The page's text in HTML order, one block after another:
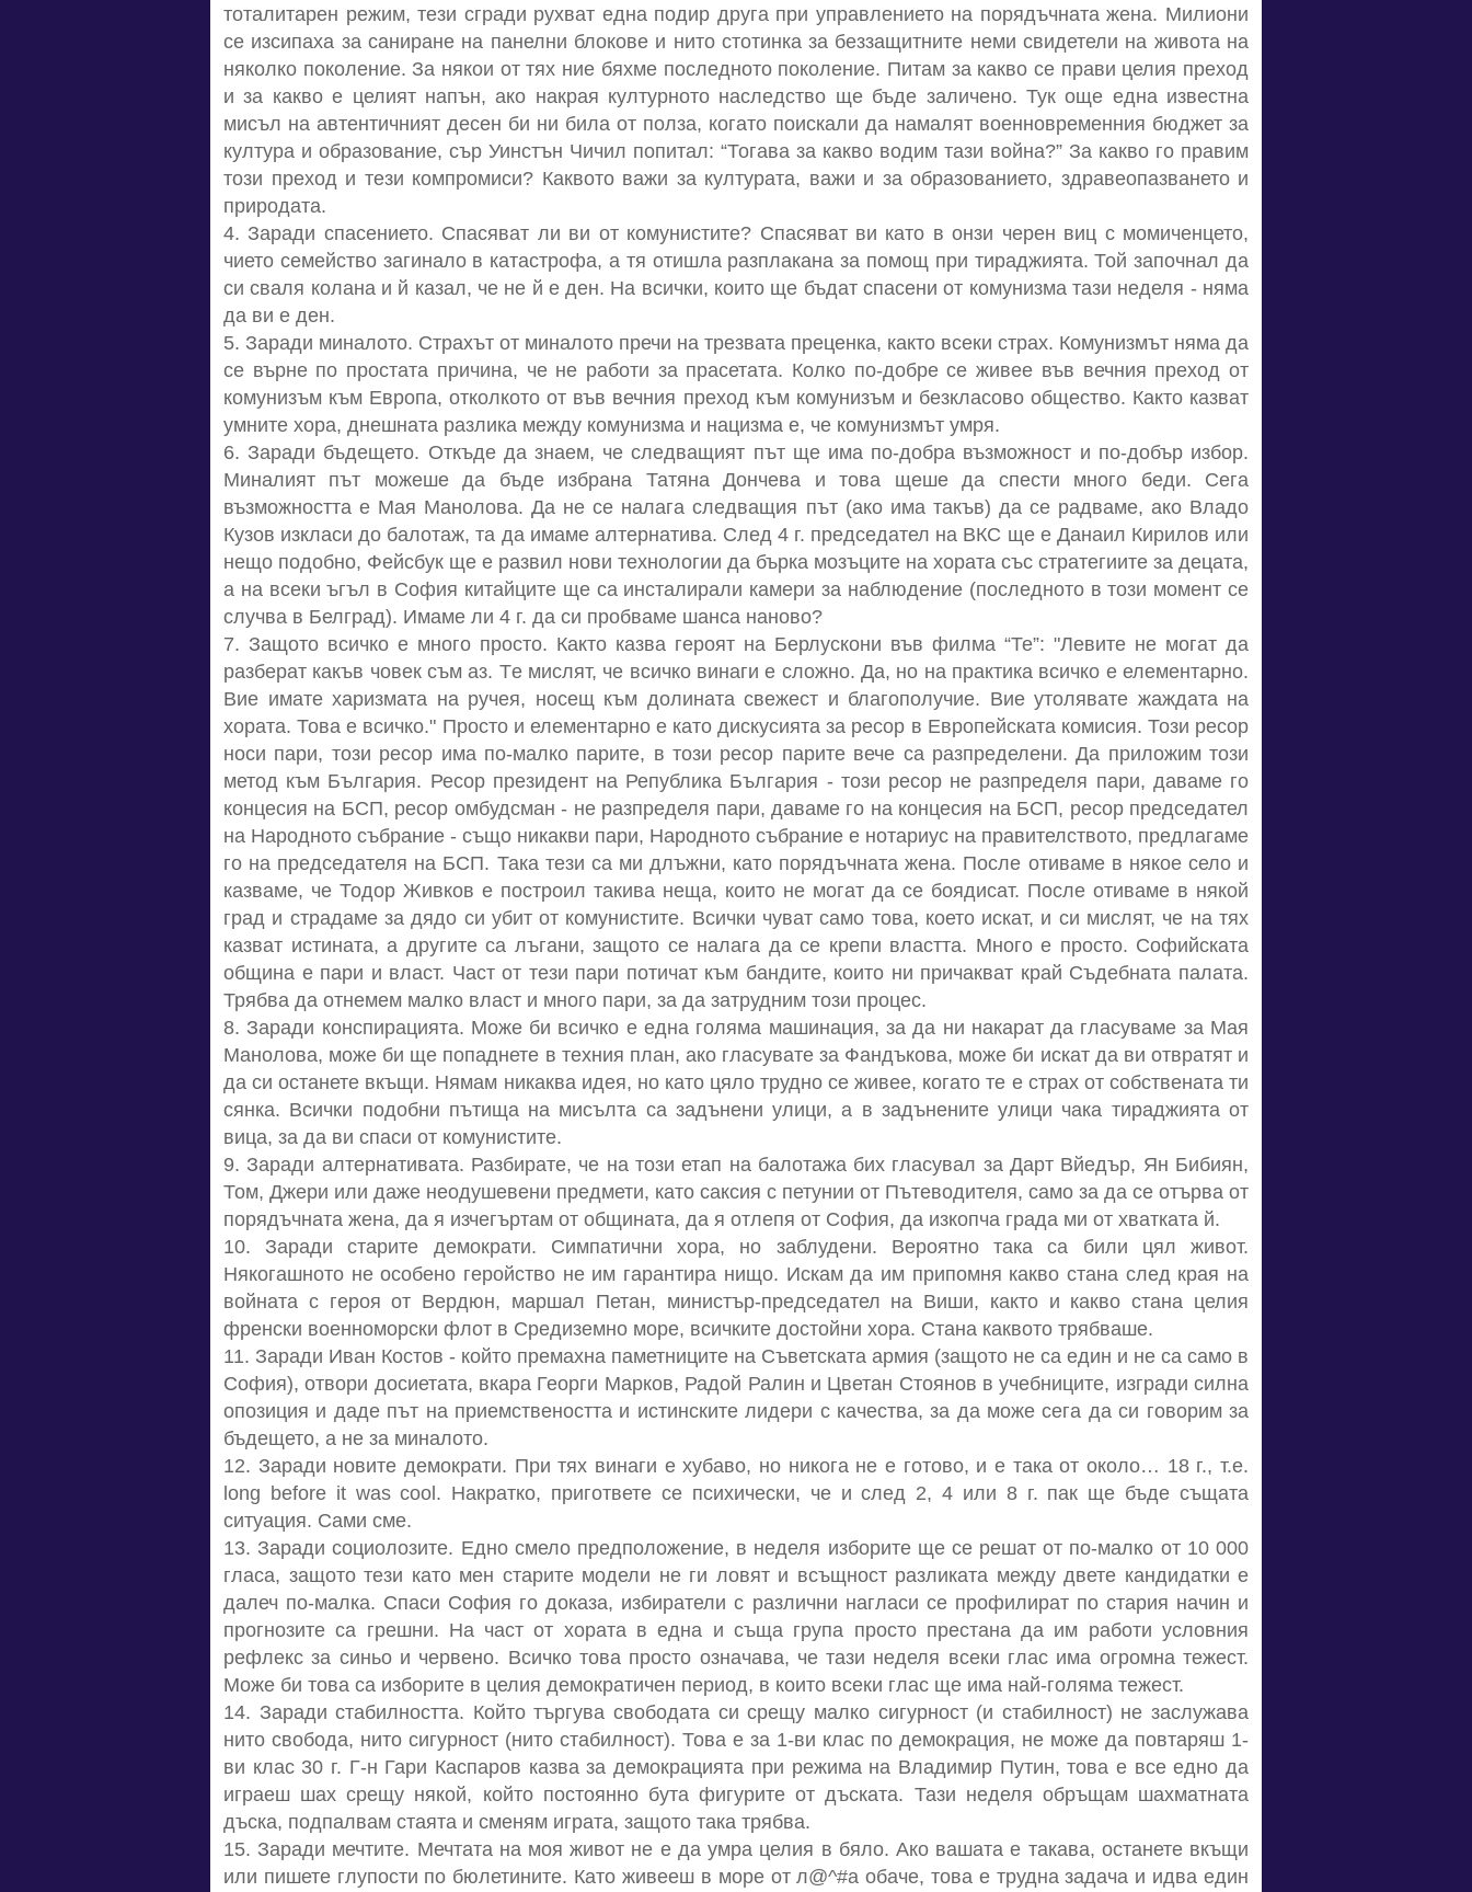
тоталитарен режим, тези сгради рухват една подир друга при управлението на порядъчната жена. Милиони
се изсипаха за саниране на панелни блокове и нито стотинка за беззащитните неми свидетели на живота на
няколко поколение. За някои от тях ние бяхме последното поколение. Питам за какво се прави целия преход
и за какво е целият напън, ако накрая културното наследство ще бъде заличено. Тук още една известна
мисъл на автентичният десен би ни била от полза, когато поискали да намалят военновременния бюджет за
култура и образование, сър Уинстън Чичил попитал: “Тогава за какво водим тази война?” За какво го правим
този преход и тези компромиси? Каквото важи за културата, важи и за образованието, здравеопазването и
природата.
4. Заради спасението. Спасяват ли ви от комунистите? Спасяват ви като в онзи черен виц с момиченцето,
чието семейство загинало в катастрофа, а тя отишла разплакана за помощ при тираджията. Той започнал да
си сваля колана и й казал, че не й е ден. На всички, които ще бъдат спасени от комунизма тази неделя - няма
да ви е ден.
5. Заради миналото. Страхът от миналото пречи на трезвата преценка, както всеки страх. Комунизмът няма да
се върне по простата причина, че не работи за прасетата. Колко по-добре се живее във вечния преход от
комунизъм към Европа, отколкото от във вечния преход към комунизъм и безкласово общество. Както казват
умните хора, днешната разлика между комунизма и нацизма е, че комунизмът умря.
6. Заради бъдещето. Откъде да знаем, че следващият път ще има по-добра възможност и по-добър избор.
Миналият път можеше да бъде избрана Татяна Дончева и това щеше да спести много беди. Сега
възможността е Мая Манолова. Да не се налага следващия път (ако има такъв) да се радваме, ако Владо
Кузов изкласи до балотаж, та да имаме алтернатива. След 4 г. председател на ВКС ще е Данаил Кирилов или
нещо подобно, Фейсбук ще е развил нови технологии да бърка мозъците на хората със стратегиите за децата,
а на всеки ъгъл в София китайците ще са инсталирали камери за наблюдение (последното в този момент се
случва в Белград). Имаме ли 4 г. да си пробваме шанса наново?
7. Защото всичко е много просто. Както казва героят на Берлускони във филма “Те”: "Левите не могат да
разберат какъв човек съм аз. Tе мислят, че всичко винаги е сложно. Да, но на практика всичко е елементарно.
Вие имате харизмата на ручея, носещ към долината свежест и благополучие. Вие утолявате жаждата на
хората. Това е всичко." Просто и елементарно е като дискусията за ресор в Европейската комисия. Този ресор
носи пари, този ресор има по-малко парите, в този ресор парите вече са разпределени. Да приложим този
метод към България. Ресор президент на Република България - този ресор не разпределя пари, даваме го
концесия на БСП, ресор омбудсман - не разпределя пари, даваме го на концесия на БСП, ресор председател
на Народното събрание - също никакви пари, Народното събрание е нотариус на правителството, предлагаме
го на председателя на БСП. Така тези са ми длъжни, като порядъчната жена. После отиваме в някое село и
казваме, че Тодор Живков е построил такива неща, които не могат да се боядисат. После отиваме в някой
град и страдаме за дядо си убит от комунистите. Всички чуват само това, което искат, и си мислят, че на тях
казват истината, а другите са лъгани, защото се налага да се крепи властта. Много е просто. Софийската
община е пари и власт. Част от тези пари потичат към бандите, които ни причакват край Съдебната палата.
Трябва да отнемем малко власт и много пари, за да затрудним този процес.
8. Заради конспирацията. Може би всичко е една голяма машинация, за да ни накарат да гласуваме за Мая
Манолова, може би ще попаднете в техния план, ако гласувате за Фандъкова, може би искат да ви отвратят и
да си останете вкъщи. Нямам никаква идея, но като цяло трудно се живее, когато те е страх от собствената ти
сянка. Всички подобни пътища на мисълта са задънени улици, а в задънените улици чака тираджията от
вица, за да ви спаси от комунистите.
9. Заради алтернативата. Разбирате, че на този етап на балотажа бих гласувал за Дарт Вйедър, Ян Бибиян,
Том, Джери или даже неодушевени предмети, като саксия с петунии от Пътеводителя, само за да се отърва от
порядъчната жена, да я изчегъртам от общината, да я отлепя от София, да изкопча града ми от хватката й.
10. Заради старите демократи. Симпатични хора, но заблудени. Вероятно така са били цял живот.
Някогашното не особено геройство не им гарантира нищо. Искам да им припомня какво стана след края на
войната с героя от Вердюн, маршал Петан, министър-председател на Виши, както и какво стана целия
френски военноморски флот в Средиземно море, всичките достойни хора. Стана каквото трябваше.
11. Заради Иван Костов - който премахна паметниците на Съветската армия (защото не са един и не са само в
София), отвори досиетата, вкара Георги Марков, Радой Ралин и Цветан Стоянов в учебниците, изгради силна
опозиция и даде път на приемствеността и истинските лидери с качества, за да може сега да си говорим за
бъдещето, а не за миналото.
12. Заради новите демократи. При тях винаги е хубаво, но никога не е готово, и е така от около… 18 г., т.е.
long before it was cool. Накратко, пригответе се психически, че и след 2, 4 или 8 г. пак ще бъде същата
ситуация. Сами сме.
13. Заради социолозите. Едно смело предположение, в неделя изборите ще се решат от по-малко от 10 000
гласа, защото тези като мен старите модели не ги ловят и всъщност разликата между двете кандидатки е
далеч по-малка. Спаси София го доказа, избиратели с различни нагласи се профилират по стария начин и
прогнозите са грешни. На част от хората в една и съща група просто престана да им работи условния
рефлекс за синьо и червено. Всичко това просто означава, че тази неделя всеки глас има огромна тежест.
Може би това са изборите в целия демократичен период, в които всеки глас ще има най-голяма тежест.
14. Заради стабилността. Който търгува свободата си срещу малко сигурност (и стабилност) не заслужава
нито свобода, нито сигурност (нито стабилност). Това е за 1-ви клас по демокрация, не може да повтаряш 1-
ви клас 30 г. Г-н Гари Каспаров казва за демокрацията при режима на Владимир Путин, това е все едно да
играеш шах срещу някой, който постоянно бута фигурите от дъската. Тази неделя обръщам шахматната
дъска, подпалвам стаята и сменям играта, защото така трябва.
15. Заради мечтите. Мечтата на моя живот не е да умра целия в бяло. Ако вашата е такава, останете вкъщи
или пишете глупости по бюлетините. Като живееш в море от л@^#а обаче, това е трудна задача и идва един